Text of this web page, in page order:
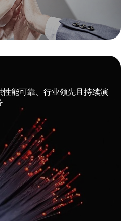
能可靠、行业领先且持续演